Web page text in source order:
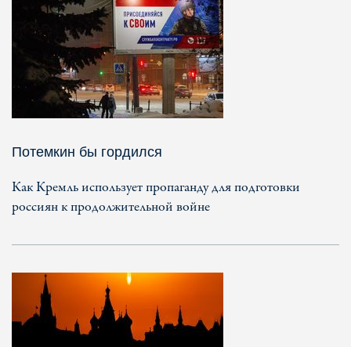
Потемкин бы гордился
Как Кремль использует пропаганду для подготовки
россиян к продолжительной войне